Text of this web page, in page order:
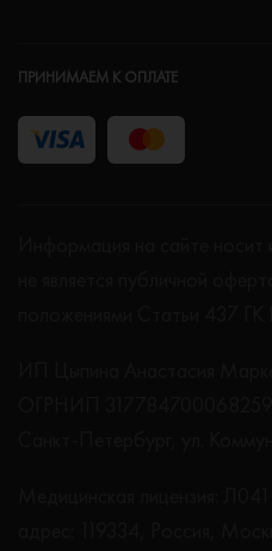
ПРИНИМАЕМ К ОПЛАТЕ